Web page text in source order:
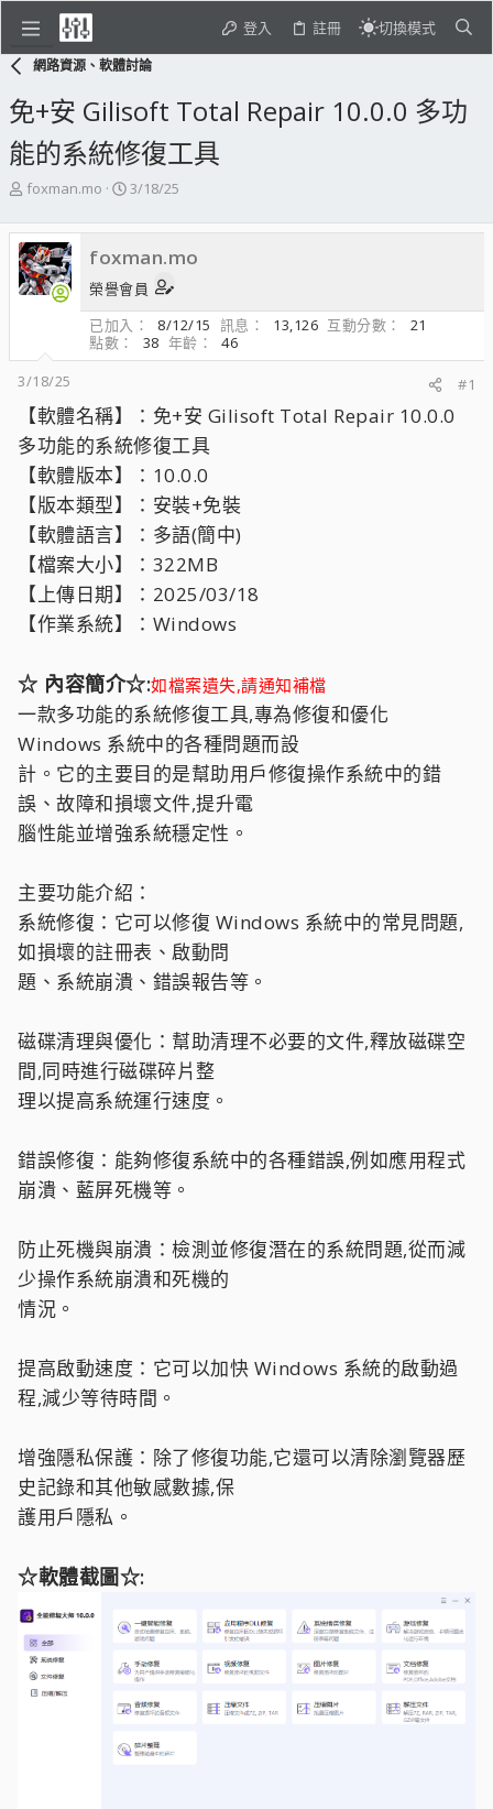
登入 註冊 切換模式
網路資源、軟體討論
免+安 Gilisoft Total Repair 10.0.0 多功
能的系統修復工具
主
發
起
人
foxman.mo
開
日
期
3/18/25
foxman.mo
榮譽會員
已加入
8/12/15 訊息 13,126 互動分數
21
點數
38 年齡
46
3/18/25
#1
【軟體名稱】：免+安 Gilisoft Total Repair 10.0.0
多功能的系統修復工具
【軟體版本】：10.0.0
【版本類型】：安裝+免裝
【軟體語言】：多語(簡中)
【檔案大小】：322MB
【上傳日期】：2025/03/18
【作業系統】：Windows
☆ 內容簡介☆:如檔案遺失,請通知補檔
一款多功能的系統修復工具,專為修復和優化
Windows 系統中的各種問題而設
計。它的主要目的是幫助用戶修復操作系統中的錯
誤、故障和損壞文件,提升電
腦性能並增強系統穩定性。
主要功能介紹：
系統修復：它可以修復 Windows 系統中的常見問題,
如損壞的註冊表、啟動問
題、系統崩潰、錯誤報告等。
磁碟清理與優化：幫助清理不必要的文件,釋放磁碟空
間,同時進行磁碟碎片整
理以提高系統運行速度。
錯誤修復：能夠修復系統中的各種錯誤,例如應用程式
崩潰、藍屏死機等。
防止死機與崩潰：檢測並修復潛在的系統問題,從而減
少操作系統崩潰和死機的
情況。
提高啟動速度：它可以加快 Windows 系統的啟動過
程,減少等待時間。
增強隱私保護：除了修復功能,它還可以清除瀏覽器歷
史記錄和其他敏感數據,保
護用戶隱私。
☆軟體截圖☆: